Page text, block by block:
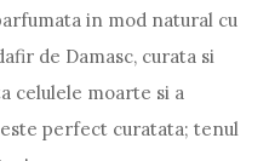
in mod natural cu
de Damasc, curata si
celulele moarte si a
perfect curatata; tenul